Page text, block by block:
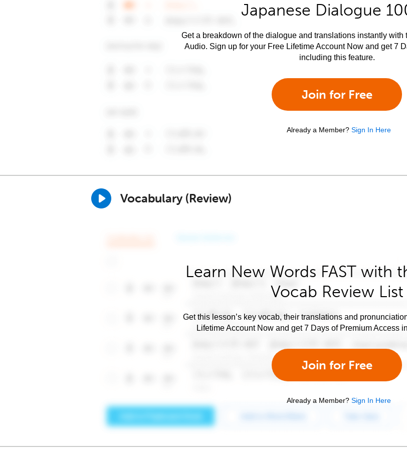
Japanese Dialogue
Get a breakdown of the dialogue and translations instantly
Audio. Sign up for your Free Lifetime Account Now and get 7
including this feature.
Join for Free
Already a Member? Sign In Here
Vocabulary (Review)
Learn New Words FAST with
Vocab Review List
Get this lesson’s key vocab, their translations and
Lifetime Account Now and get 7 Days of Premium Access
Join for Free
Already a Member? Sign In Here